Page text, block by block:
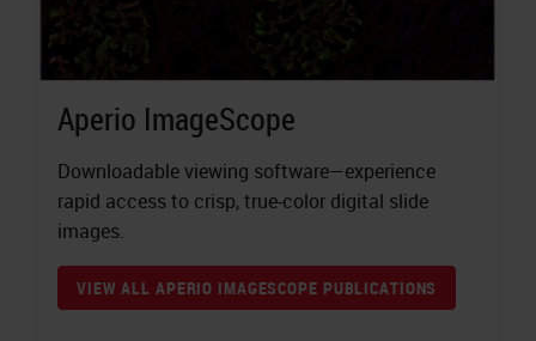
Aperio ImageScope
Downloadable viewing software—experience
rapid access to crisp, true-color digital slide
images.
VIEW ALL APERIO IMAGESCOPE PUBLICATIONS